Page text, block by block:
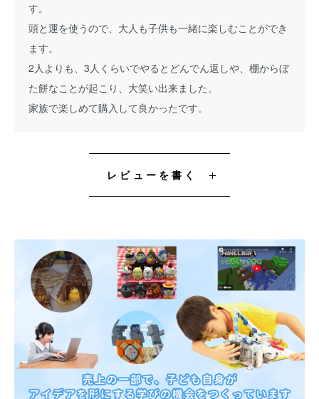
す。
頭と運を使うので、大人も子供も一緒に楽しむことができ
ます。
2人よりも、3人くらいでやるとどんでん返しや、棚からぼ
た餅なことが起こり、大笑い出来ました。
家族で楽しめて購入して良かったです。
レビューを書く